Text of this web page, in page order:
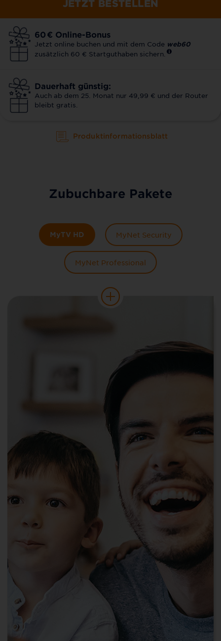
JETZT BESTELLEN
60 € Online-Bonus
Jetzt online buchen und mit dem Code web60
zusätzlich 60 € Startguthaben sichern.
Dauerhaft günstig:
Auch ab dem 25. Monat nur 49,99 € und der Router
bleibt gratis.
Produktinformationsblatt
Zubuchbare Pakete
MyTV HD MyNet Security
MyNet Professional